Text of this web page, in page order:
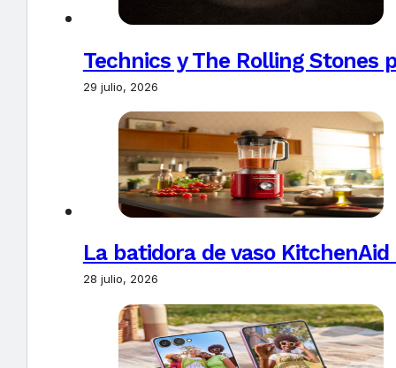
Technics y The Rolling Stones
29 julio, 2026
La batidora de vaso
28 julio, 2026